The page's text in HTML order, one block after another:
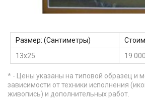
Размер: (Сантиметры)
13х25
19 000
* - Цены указаны на типовой образец и
зависимости от техники исполнения
живопись) и дополнительных работ.